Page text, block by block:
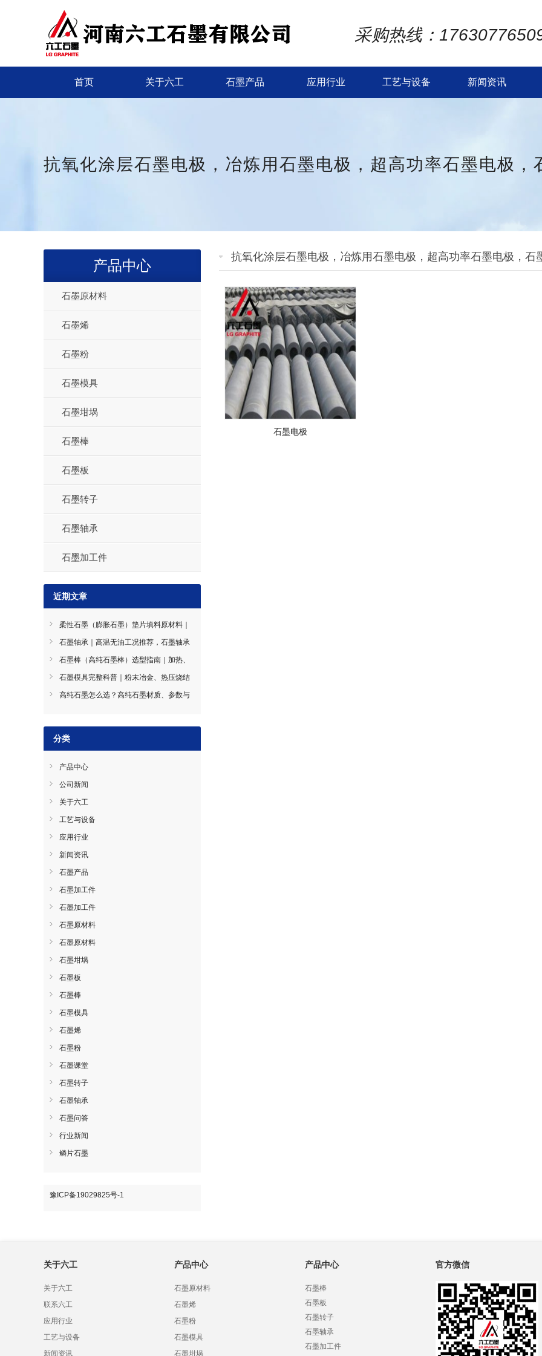
采购热线：
首页 关于六工 石墨产品 应用行业 工艺与设备 新闻资讯
抗氧化涂层石墨电极，冶炼用石墨电极，超高功率石墨电极，
抗氧化涂层石墨电极，冶炼用石墨电极，超高功率石墨电极，石
石墨电极
产品中心
石墨原材料
石墨烯
石墨粉
石墨模具
石墨坩埚
石墨棒
石墨板
石墨转子
石墨轴承
石墨加工件
近期文章
柔性石墨（膨胀石墨）垫片填料原材料｜
性能、应用与采购要点
石墨轴承｜高温无油工况推荐，石墨轴承
材质分类与选型指南
石墨棒（高纯石墨棒）选型指南｜加热、
导电、搅拌石墨棒使用技巧
石墨模具完整科普｜粉末冶金、热压烧结
石墨模具选型指南
高纯石墨怎么选？高纯石墨材质、参数与
分类
产品中心
公司新闻
关于六工
工艺与设备
应用行业
新闻资讯
石墨产品
石墨加工件
石墨加工件
石墨原材料
石墨原材料
石墨坩埚
石墨板
石墨棒
石墨模具
石墨烯
石墨粉
石墨课堂
石墨转子
石墨轴承
石墨问答
行业新闻
鳞片石墨
豫ICP备19029825号-1
关于六工
关于六工
联系六工
应用行业
工艺与设备
新闻资讯
产品中心
石墨原材料
石墨烯
石墨粉
石墨模具
石墨坩埚
产品中心
石墨棒
石墨板
石墨转子
石墨轴承
石墨加工件
官方微信